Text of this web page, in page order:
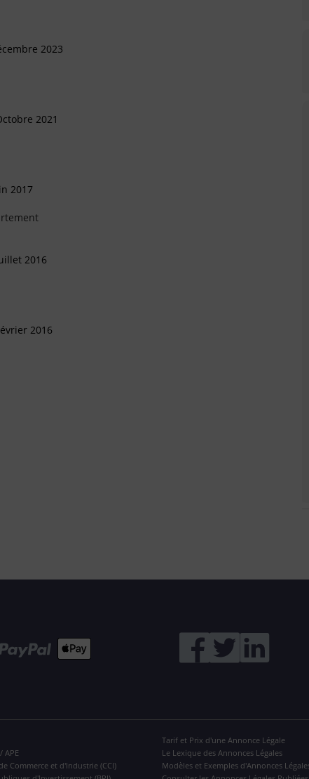
2023
2021
2017
2016
2016
APE
Commerce et d'Industrie (CCI)
Tarif et Prix d'une Annonce Légale
Le Lexique des Annonces Légales
Modèles et Exemples d'Annonces